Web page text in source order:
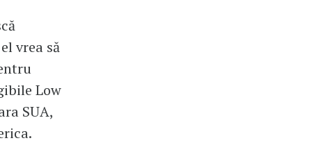
vrea să
Low
SUA,